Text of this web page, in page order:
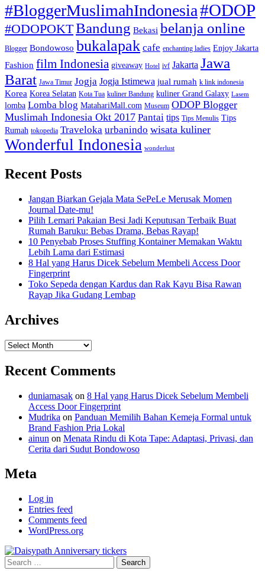
#BloggerMuslimahIndonesia#ODOP
#ODOPOKTBandung Bekasi belanja online
Blogger Bondowoso bukalapak cafe enchanting ladies Enjoy Jakarta
Fashion film Indonesia giveaway Hotel ivf Jakarta Jawa
Barat Jawa Timur Jogja Jogja Istimewa jual rumah k link indonesia
Korea Korea Selatan Kota Tua kuliner Bandung kuliner Grand Galaxy Lasem
lomba Lomba blog MatahariMall.com Museum ODOP Blogger
Muslimah Indonesia Okt 2017 Pantai tips Tips Menulis Tips
Rumah tokopedia Traveloka urbanindo wisata kuliner
Wonderful Indonesia wonderlust
Recent Posts
Jangan Biarkan Gejala Mata SePeLe Merusak Momen
Journal Date-mu!
Pilih Lemari Pakaian Besi Jadi Keputusan Terbaik Buat
Rumah Baruku: Bebas Drama, Bebas Rayap!
10 Penyebab Proses Stuffing Kontainer Memakan Waktu
Lebih Lama dari Estimasi
8 Hal yang Harus Dicek Sebelum Membeli Access Door
Fingerprint
Toko Sepeda dengan Kardus dan Rak Kayu Bisa Rawan
Rayap Jika Gudang Lembap
Archives
Archives
Recent Comments
duniamasak on 8 Hal yang Harus Dicek Sebelum Membeli
Access Door Fingerprint
Mudrika on Panduan Memilih Bahan Kemeja Formal untuk
Brand Fashion Pria Lokal
ainun on Menata Rindu di Kota Tape: Adaptasi, Privasi, dan
Cerita dari Sudut Bondowoso
Meta
Log in
Entries feed
Comments feed
WordPress.org
Search